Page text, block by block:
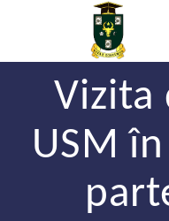
Vizita
USM